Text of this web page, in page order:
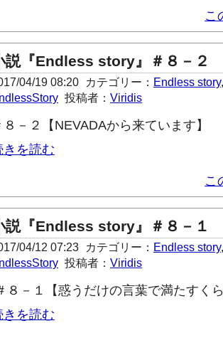
こ
説『Endless story』＃８－２
04/19 08:20 カテゴリー： Endless story
投稿者： Viridis
８－２【NEVADAから来ています】
きを読む
こ
説『Endless story』＃８－１
04/12 07:23 カテゴリー： Endless story
投稿者： Viridis
８－１【惑うだけの言葉で満たすく
きを読む